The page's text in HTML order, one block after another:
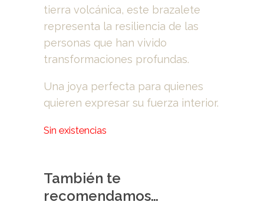
tierra volcánica, este brazalete
representa la resiliencia de las
personas que han vivido
transformaciones profundas.
Una joya perfecta para quienes
quieren expresar su fuerza interior.
Sin existencias
También te
recomendamos…